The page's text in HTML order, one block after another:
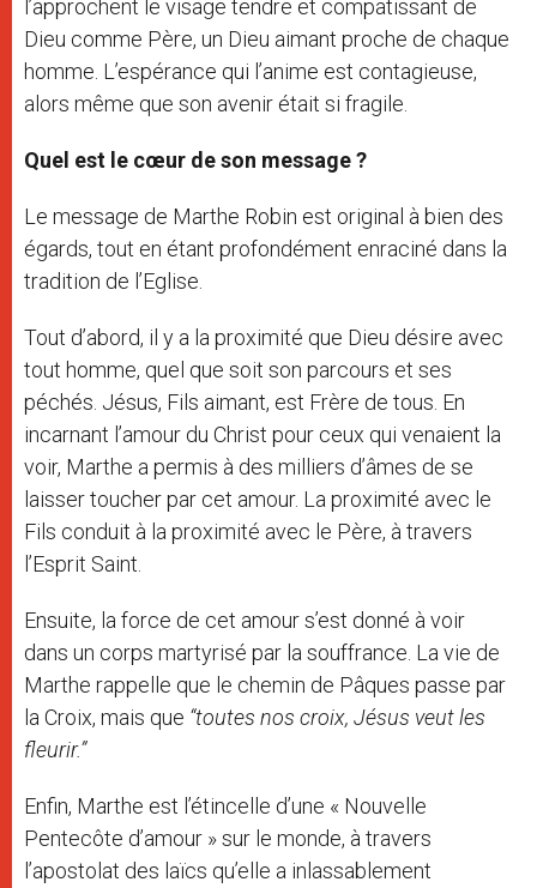
l’approchent le visage tendre et compatissant de
Dieu comme Père, un Dieu aimant proche de chaque
homme. L’espérance qui l’anime est contagieuse,
alors même que son avenir était si fragile.
Quel est le cœur de son message ?
Le message de Marthe Robin est original à bien des
égards, tout en étant profondément enraciné dans la
tradition de l’Eglise.
Tout d’abord, il y a la proximité que Dieu désire avec
tout homme, quel que soit son parcours et ses
péchés. Jésus, Fils aimant, est Frère de tous. En
incarnant l’amour du Christ pour ceux qui venaient la
voir, Marthe a permis à des milliers d’âmes de se
laisser toucher par cet amour. La proximité avec le
Fils conduit à la proximité avec le Père, à travers
l’Esprit Saint.
Ensuite, la force de cet amour s’est donné à voir
dans un corps martyrisé par la souffrance. La vie de
Marthe rappelle que le chemin de Pâques passe par
la Croix, mais que “toutes nos croix, Jésus veut les
fleurir.”
Enfin, Marthe est l’étincelle d’une « Nouvelle
Pentecôte d’amour » sur le monde, à travers
l’apostolat des laïcs qu’elle a inlassablement